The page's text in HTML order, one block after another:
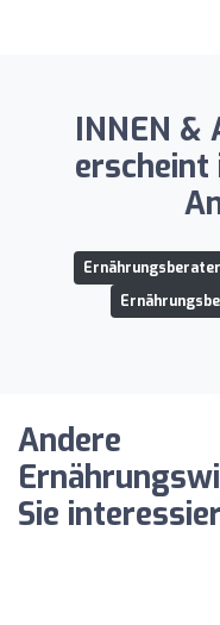
INNEN &
erscheint
Andere
Sie